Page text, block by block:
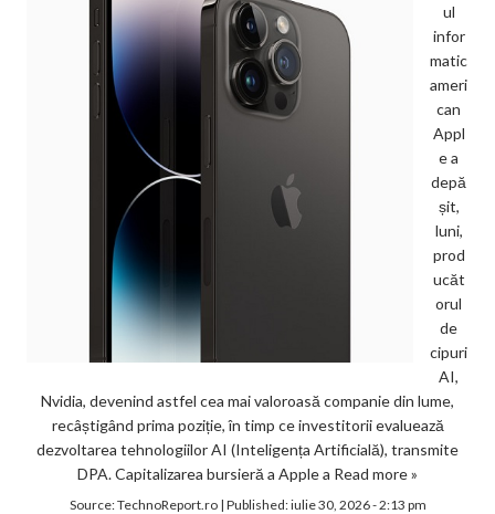
ul
infor
matic
ameri
can
Appl
e a
depă
șit,
luni,
prod
ucăt
orul
de
cipuri
AI,
Nvidia, devenind astfel cea mai valoroasă companie din lume,
recâștigând prima poziție, în timp ce investitorii evaluează
dezvoltarea tehnologiilor AI (Inteligența Artificială), transmite
DPA. Capitalizarea bursieră a Apple a Read more »
Source:TechnoReport.ro| Published:iulie 30, 2026 - 2:13 pm